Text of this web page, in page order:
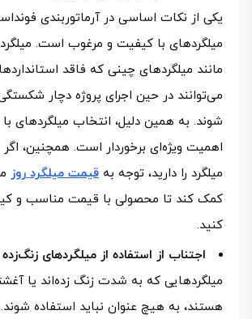
یکی از نکات اساسی در آرماتوربندی
میلگردهای با کیفیت و مرغوب است.
مانند میلگردهای چینی که فاقد
می‌توانند در حین اجرای پروژه دچار
شوند. به همین دلیل، انتخاب میلگردهای با
اهمیت ویژه‌ای برخوردار است. همچنین،
میلگرد را دارید، توجه به قیمت میلگرد روز
کمک کند تا محصولی با قیمت مناسب و
کنید.
اجتناب از استفاده از میلگردهای
میلگردهایی که به شدت زنگ زده‌اند یا
هستند، به هیچ عنوان نباید استفاده شوند.